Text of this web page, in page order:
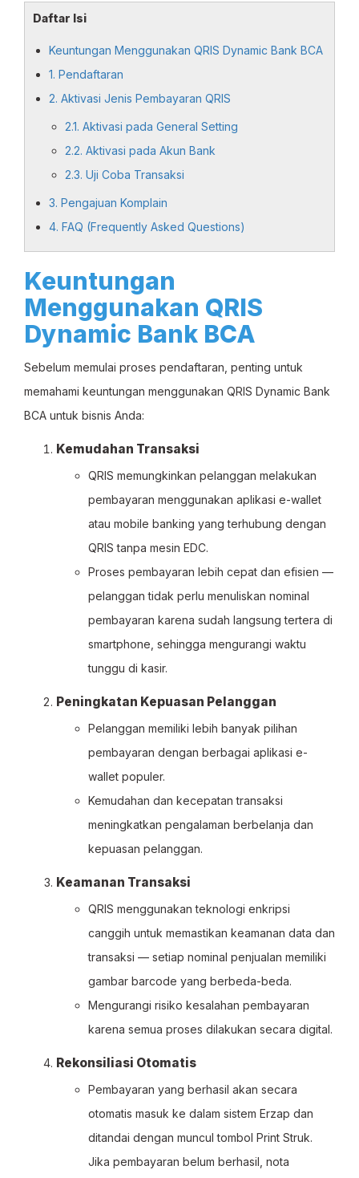
Daftar Isi
Keuntungan Menggunakan QRIS Dynamic Bank BCA
1. Pendaftaran
2. Aktivasi Jenis Pembayaran QRIS
2.1. Aktivasi pada General Setting
2.2. Aktivasi pada Akun Bank
2.3. Uji Coba Transaksi
3. Pengajuan Komplain
4. FAQ (Frequently Asked Questions)
Keuntungan
Menggunakan QRIS
Dynamic Bank BCA
Sebelum memulai proses pendaftaran, penting untuk
memahami keuntungan menggunakan QRIS Dynamic Bank
BCA untuk bisnis Anda:
Kemudahan Transaksi
QRIS memungkinkan pelanggan melakukan
pembayaran menggunakan aplikasi e-wallet
atau mobile banking yang terhubung dengan
QRIS tanpa mesin EDC.
Proses pembayaran lebih cepat dan efisien —
pelanggan tidak perlu menuliskan nominal
pembayaran karena sudah langsung tertera di
smartphone, sehingga mengurangi waktu
tunggu di kasir.
Peningkatan Kepuasan Pelanggan
Pelanggan memiliki lebih banyak pilihan
pembayaran dengan berbagai aplikasi e-
wallet populer.
Kemudahan dan kecepatan transaksi
meningkatkan pengalaman berbelanja dan
kepuasan pelanggan.
Keamanan Transaksi
QRIS menggunakan teknologi enkripsi
canggih untuk memastikan keamanan data dan
transaksi — setiap nominal penjualan memiliki
gambar barcode yang berbeda-beda.
Mengurangi risiko kesalahan pembayaran
karena semua proses dilakukan secara digital.
Rekonsiliasi Otomatis
Pembayaran yang berhasil akan secara
otomatis masuk ke dalam sistem Erzap dan
ditandai dengan muncul tombol Print Struk.
Jika pembayaran belum berhasil, nota